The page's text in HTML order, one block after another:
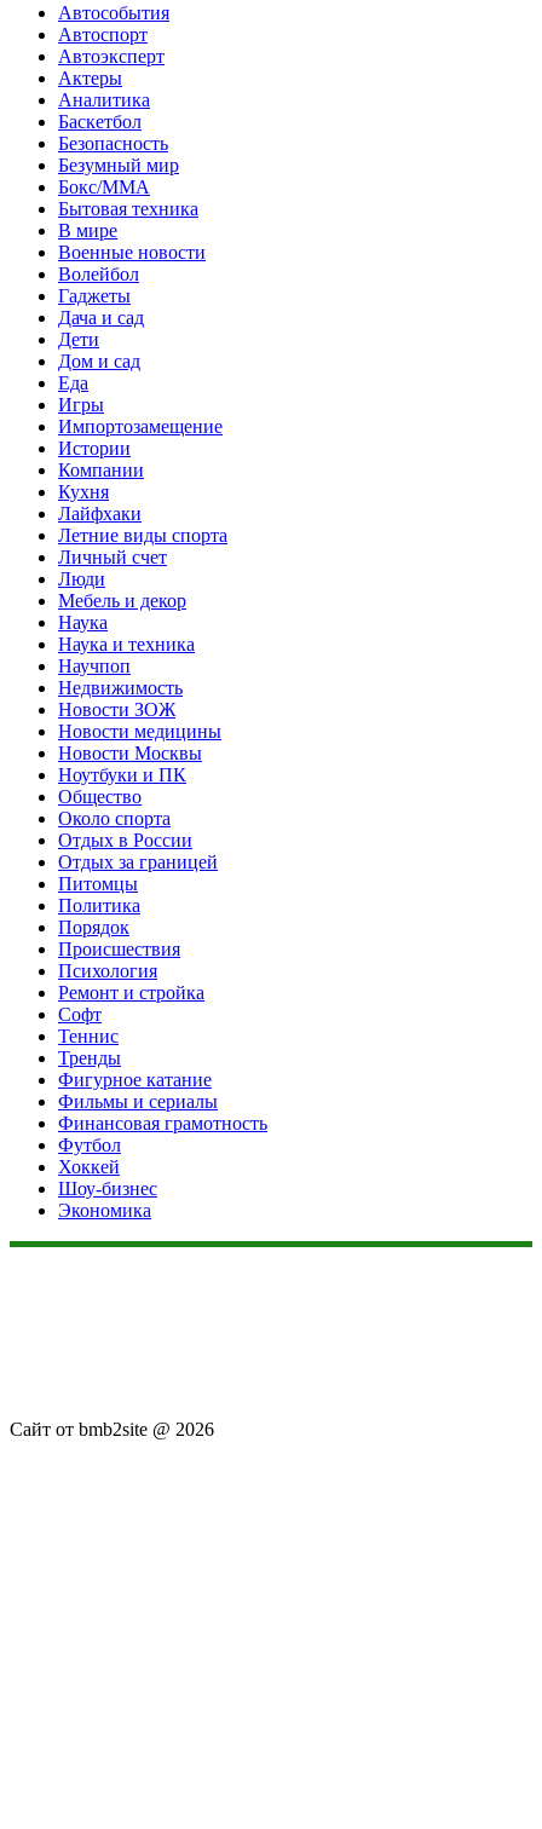
Автособытия
Автоспорт
Автоэксперт
Актеры
Аналитика
Баскетбол
Безопасность
Безумный мир
Бокс/MMA
Бытовая техника
В мире
Военные новости
Волейбол
Гаджеты
Дача и сад
Дети
Дом и сад
Еда
Игры
Импортозамещение
Истории
Компании
Кухня
Лайфхаки
Летние виды спорта
Личный счет
Люди
Мебель и декор
Наука
Наука и техника
Научпоп
Недвижимость
Новости ЗОЖ
Новости медицины
Новости Москвы
Ноутбуки и ПК
Общество
Около спорта
Отдых в России
Отдых за границей
Питомцы
Политика
Порядок
Происшествия
Психология
Ремонт и стройка
Софт
Теннис
Тренды
Фигурное катание
Фильмы и сериалы
Финансовая грамотность
Футбол
Хоккей
Шоу-бизнес
Экономика
Сайт от bmb2site @ 2026